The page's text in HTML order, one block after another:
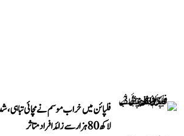
لاکھ 80 ہزار سے زائد افراد متاثر